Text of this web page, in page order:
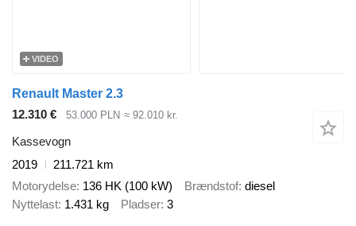
VIDEO
Renault Master 2.3
12.310 €
53.000 PLN ≈ 92.010 kr.
Kassevogn
2019
211.721 km
Motorydelse 136 HK (100 kW) Brændstof diesel
Nyttelast 1.431 kg Pladser 3